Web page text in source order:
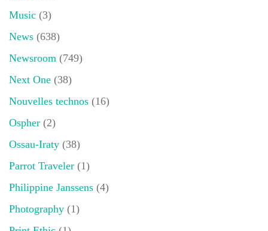
Music (3)
News (638)
Newsroom (749)
Next One (38)
Nouvelles technos (16)
Ospher (2)
Ossau-Iraty (38)
Parrot Traveler (1)
Philippine Janssens (4)
Photography (1)